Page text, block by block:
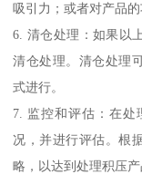
吸引力；或者对产品
6. 清仓处理：如果以
清仓处理。清仓处理
式进行。
7. 监控和评估：在
况，并进行评估。根
略，以达到处理积压产